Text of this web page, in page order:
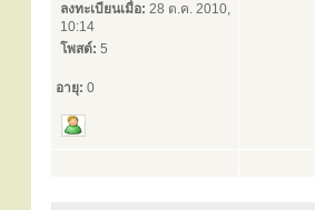
ลงทะเบียนเมื่อ: 28 ต.ค. 2010,
10:14
โพสต์: 5
อายุ: 0